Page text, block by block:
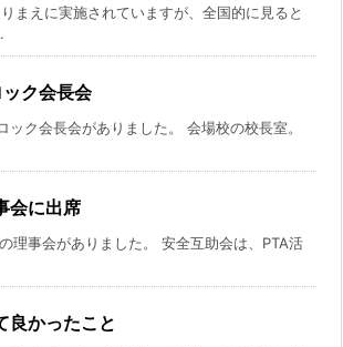
まえに実施されていますが、全国的に見ると
ク会長会
ック会長会がありました。 会場校の校長室。
会に出席
理事会がありました。 安全互助会は、PTA活
良かったこと